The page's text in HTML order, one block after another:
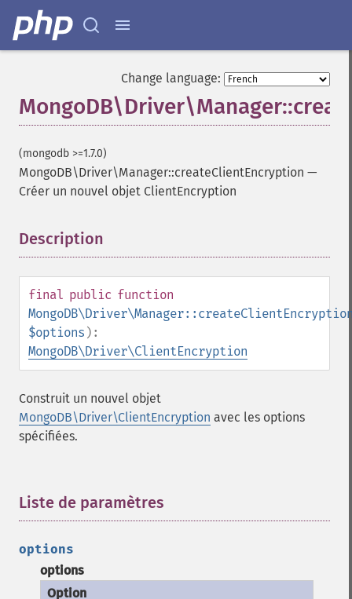
Change language:
(mongodb >=1.7.0)
MongoDB\Driver\Manager::createClientEncryption —
Créer un nouvel objet ClientEncryption
Description
final public function
$options ):
MongoDB\Driver\ClientEncryption
Construit un nouvel objet
MongoDB\Driver\ClientEncryption avec les options
spécifiées.
Liste de paramètres
options
options